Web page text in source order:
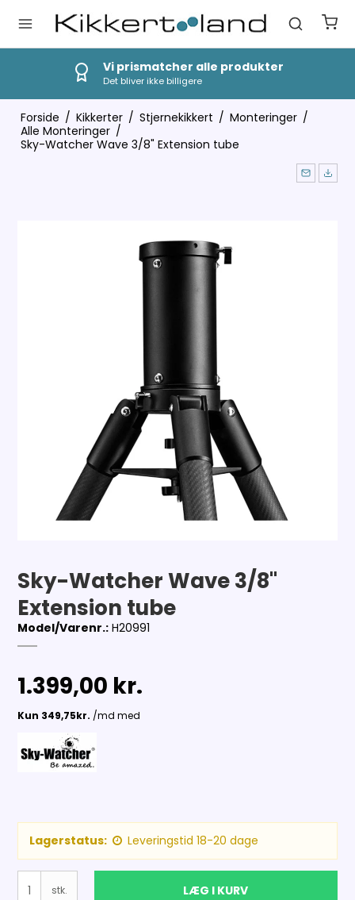
Vi prismatcher alle produkter
Det bliver ikke billigere
Forside / Kikkerter / Stjernekikkert / Monteringer /
Alle Monteringer /
Sky-Watcher Wave 3/8" Extension tube
Sky-Watcher Wave 3/8"
Extension tube
Model/Varenr.: H20991
1.399,00 kr.
Lagerstatus: Leveringstid 18-20 dage
stk. LÆG I KURV